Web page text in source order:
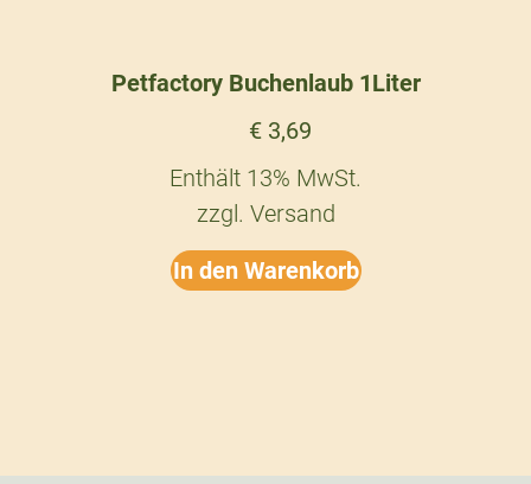
Petfactory Buchenlaub 1Liter
€ 3,69
Enthält 13% MwSt.
zzgl. Versand
In den Warenkorb